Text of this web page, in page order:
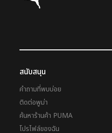
สนับสนุน
คำถามที่พบบ่อย
ติดต่อพูม่า
ค้นหาร้านค้า PUMA
โปรไฟล์ของฉัน